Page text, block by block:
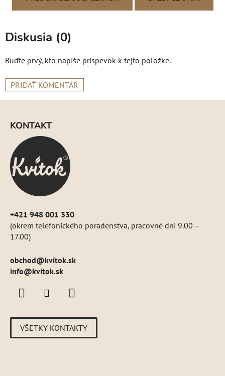
Diskusia (0)
Buďte prvý, kto napíše príspevok k tejto položke.
PRIDAŤ KOMENTÁR
KONTAKT
+421 948 001 330
(okrem telefonického poradenstva, pracovné dni 9.00 –
17.00)
obchod@kvitok.sk
info@kvitok.sk
VŠETKY KONTAKTY